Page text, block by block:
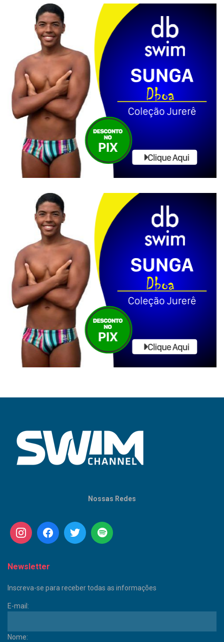
Nossas Redes
Newsletter
Inscreva-se para receber todas as informações
E-mail:
Nome: